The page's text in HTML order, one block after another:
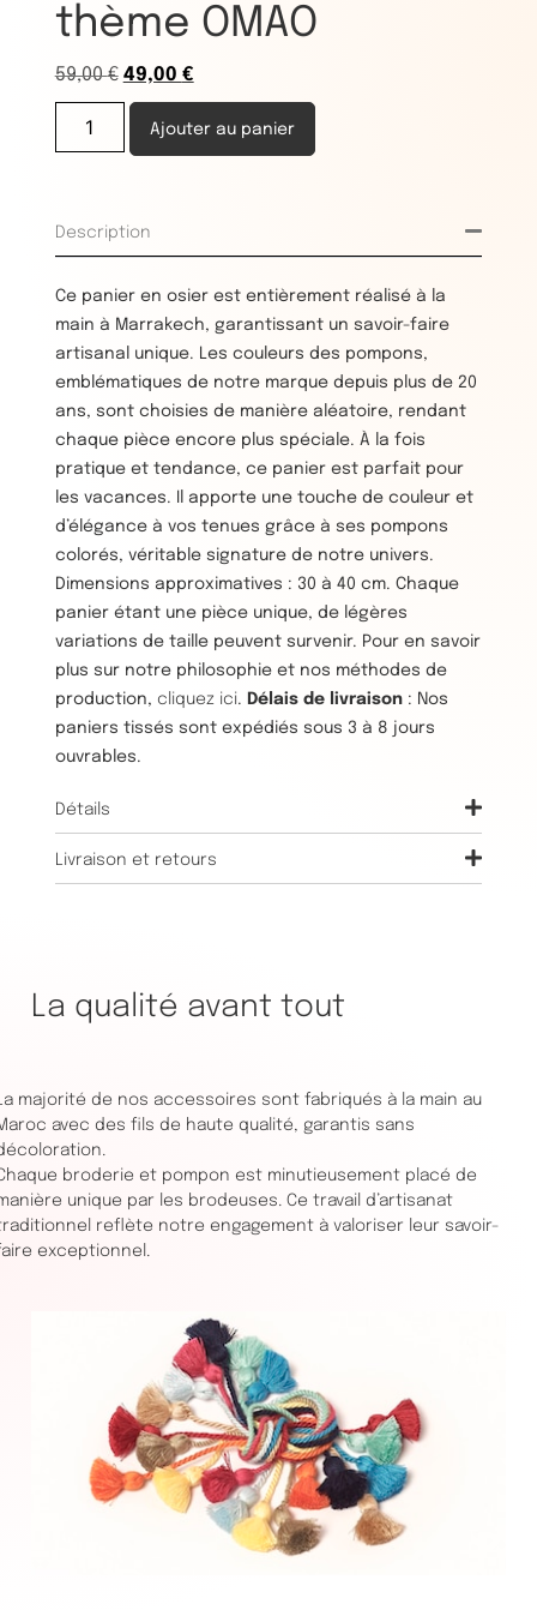
thème OMAO
59,00€ 49,00 €
Ajouter au panier
Description
Ce panier en osier est entièrement réalisé à la
main à Marrakech, garantissant un savoir-faire
artisanal unique. Les couleurs des pompons,
emblématiques de notre marque depuis plus de 20
ans, sont choisies de manière aléatoire, rendant
chaque pièce encore plus spéciale. À la fois
pratique et tendance, ce panier est parfait pour
les vacances. Il apporte une touche de couleur et
d’élégance à vos tenues grâce à ses pompons
colorés, véritable signature de notre univers.
Dimensions approximatives : 30 à 40 cm. Chaque
panier étant une pièce unique, de légères
variations de taille peuvent survenir. Pour en savoir
plus sur notre philosophie et nos méthodes de
production, cliquez ici. Délais de livraison: Nos
paniers tissés sont expédiés sous 3 à 8 jours
ouvrables.
Détails
Livraison et retours
La qualité avant tout
majorité de nos accessoires sont fabriqués à la main au
avec des fils de haute qualité, garantis sans
broderie et pompon est minutieusement placé de
unique par les brodeuses. Ce travail d’artisanat
reflète notre engagement à valoriser leur savoir-
exceptionnel.